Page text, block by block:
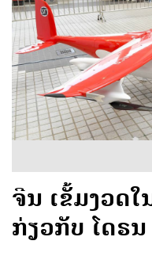
ຈີນ ເຂັ້ມງວດ
ກ່ຽວກັບ ໂດຣນ